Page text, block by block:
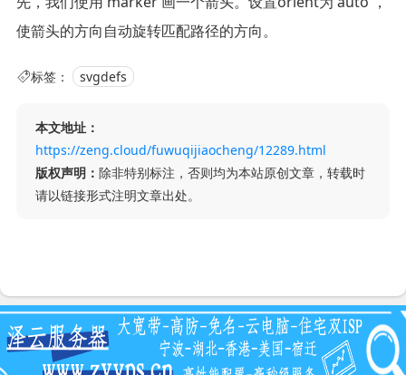
使箭头的方向自动旋转匹配路径的方向。
标签： svgdefs
本文地址：
https://zeng.cloud/fuwuqijiaocheng/12289.html
版权声明： 除非特别标注，否则均为本站原创文章，转载时
请以链接形式注明文章出处。